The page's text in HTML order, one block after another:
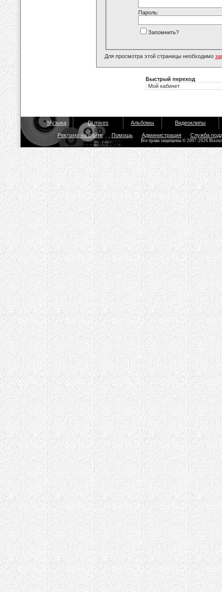
Пароль:
Запомнить?
Для просмотра этой страницы необходимо
Быстрый переход
Музыка Dj mixes Альбомы Видеоклипы
Реклама на сайте Помощь Администрация Служба
Все права защищены © 2007-2026